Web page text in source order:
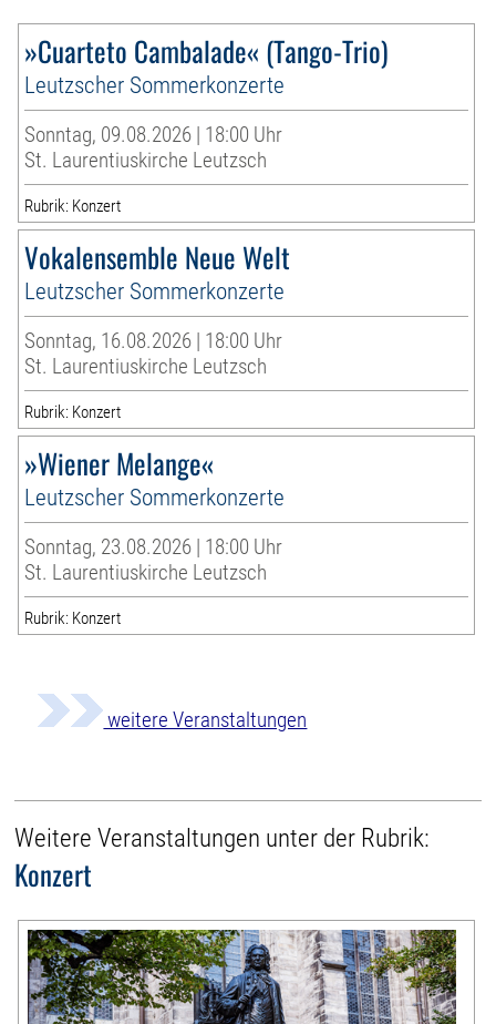
»Cuarteto Cambalade« (Tango-Trio)
Leutzscher Sommerkonzerte
Sonntag, 09.08.2026 | 18:00 Uhr
St. Laurentiuskirche Leutzsch
Rubrik: Konzert
Vokalensemble Neue Welt
Leutzscher Sommerkonzerte
Sonntag, 16.08.2026 | 18:00 Uhr
St. Laurentiuskirche Leutzsch
Rubrik: Konzert
»Wiener Melange«
Leutzscher Sommerkonzerte
Sonntag, 23.08.2026 | 18:00 Uhr
St. Laurentiuskirche Leutzsch
Rubrik: Konzert
weitere Veranstaltungen
Weitere Veranstaltungen unter der Rubrik:
Konzert